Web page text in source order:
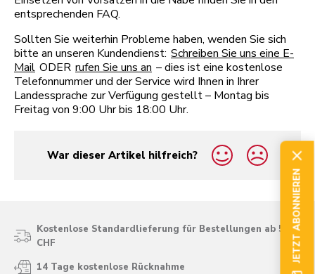
entsprechenden FAQ.
Sollten Sie weiterhin Probleme haben, wenden Sie sich
bitte an unseren Kundendienst: Schreiben Sie uns eine E-
Mail ODER rufen Sie uns an – dies ist eine kostenlose
Telefonnummer und der Service wird Ihnen in Ihrer
Landessprache zur Verfügung gestellt – Montag bis
Freitag von 9:00 Uhr bis 18:00 Uhr.
War dieser Artikel hilfreich?
yes
no
Kostenlose Standardlieferung für Bestellungen ab 50
CHF
14 Tage kostenlose Rücknahme
JETZT ABONNIEREN